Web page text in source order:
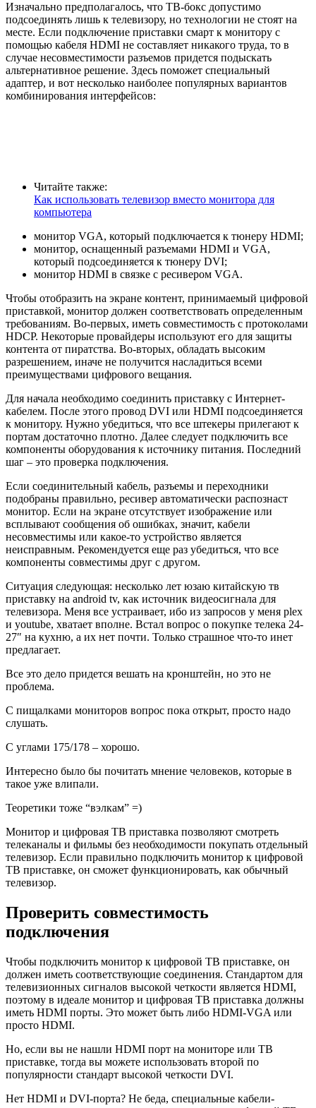
Изначально предполагалось, что ТВ-бокс допустимо
подсоединять лишь к телевизору, но технологии не стоят на
месте. Если подключение приставки смарт к монитору с
помощью кабеля HDMI не составляет никакого труда, то в
случае несовместимости разъемов придется подыскать
альтернативное решение. Здесь поможет специальный
адаптер, и вот несколько наиболее популярных вариантов
комбинирования интерфейсов:
Читайте также:
Как использовать телевизор вместо монитора для
компьютера
монитор VGA, который подключается к тюнеру HDMI;
монитор, оснащенный разъемами HDMI и VGA,
который подсоединяется к тюнеру DVI;
монитор HDMI в связке с ресивером VGA.
Чтобы отобразить на экране контент, принимаемый цифровой
приставкой, монитор должен соответствовать определенным
требованиям. Во-первых, иметь совместимость с протоколами
HDCP. Некоторые провайдеры используют его для защиты
контента от пиратства. Во-вторых, обладать высоким
разрешением, иначе не получится насладиться всеми
преимуществами цифрового вещания.
Для начала необходимо соединить приставку с Интернет-
кабелем. После этого провод DVI или HDMI подсоединяется
к монитору. Нужно убедиться, что все штекеры прилегают к
портам достаточно плотно. Далее следует подключить все
компоненты оборудования к источнику питания. Последний
шаг – это проверка подключения.
Если соединительный кабель, разъемы и переходники
подобраны правильно, ресивер автоматически распознаст
монитор. Если на экране отсутствует изображение или
всплывают сообщения об ошибках, значит, кабели
несовместимы или какое-то устройство является
неисправным. Рекомендуется еще раз убедиться, что все
компоненты совместимы друг с другом.
Ситуация следующая: несколько лет юзаю китайскую тв
приставку на android tv, как источник видеосигнала для
телевизора. Меня все устраивает, ибо из запросов у меня plex
и youtube, хватает вполне. Встал вопрос о покупке телека 24-
27″ на кухню, а их нет почти. Только страшное что-то инет
предлагает.
Все это дело придется вешать на кронштейн, но это не
проблема.
С пищалками мониторов вопрос пока открыт, просто надо
слушать.
С углами 175/178 – хорошо.
Интересно было бы почитать мнение человеков, которые в
такое уже влипали.
Теоретики тоже “вэлкам” =)
Монитор и цифровая ТВ приставка позволяют смотреть
телеканалы и фильмы без необходимости покупать отдельный
телевизор. Если правильно подключить монитор к цифровой
ТВ приставке, он сможет функционировать, как обычный
телевизор.
Проверить совместимость
подключения
Чтобы подключить монитор к цифровой ТВ приставке, он
должен иметь соответствующие соединения. Стандартом для
телевизионных сигналов высокой четкости является HDMI,
поэтому в идеале монитор и цифровая ТВ приставка должны
иметь HDMI порты. Это может быть либо HDMI-VGA или
просто HDMI.
Но, если вы не нашли HDMI порт на мониторе или ТВ
приставке, тогда вы можете использовать второй по
популярности стандарт высокой четкости DVI.
Нет HDMI и DVI-порта? Не беда, специальные кабели-